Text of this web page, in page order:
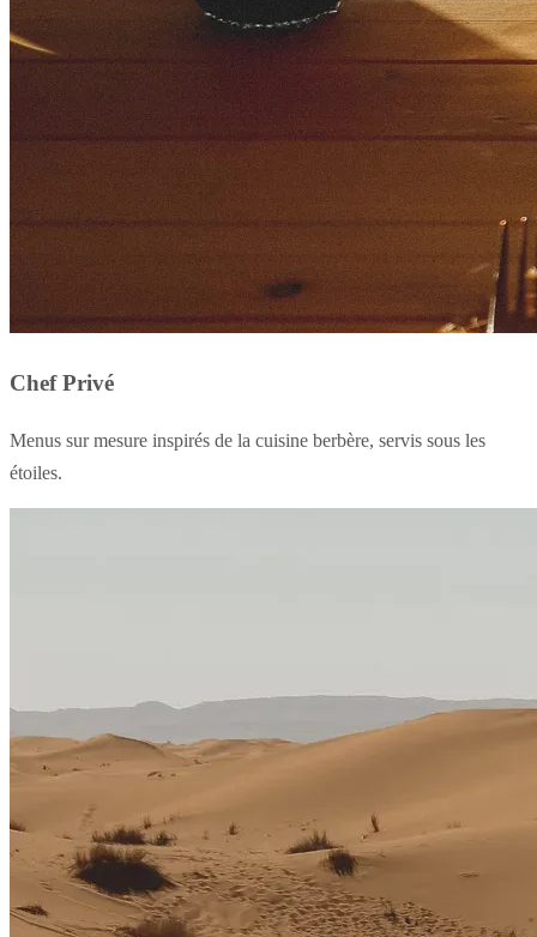
Chef Privé
Menus sur mesure inspirés de la cuisine berbère, servis sous les
étoiles.